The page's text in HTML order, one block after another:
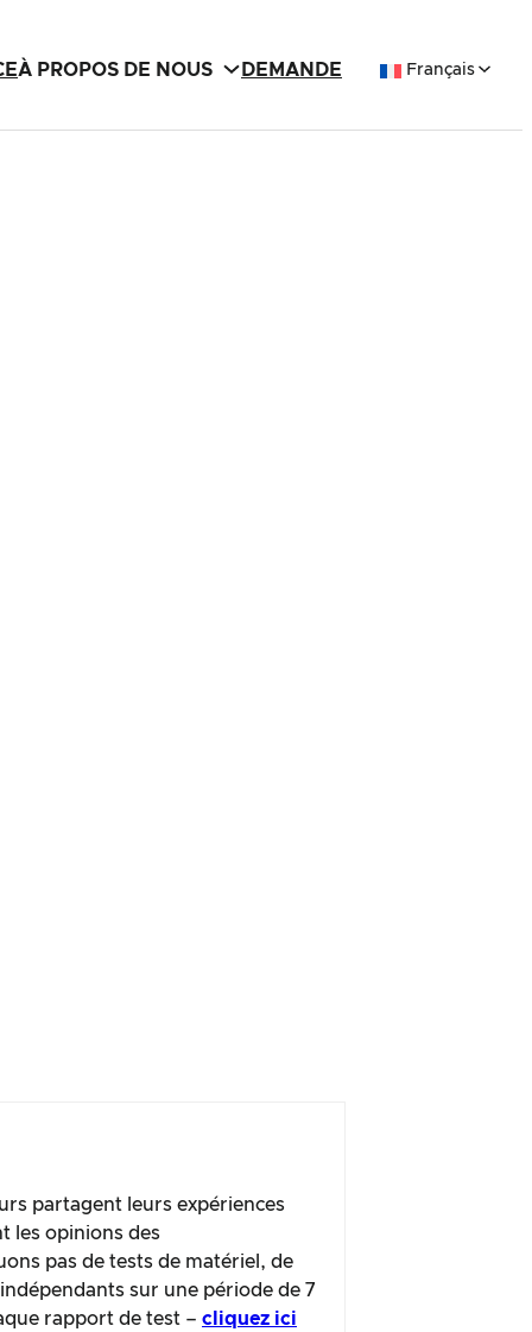
À PROPOS DE NOUS DEMANDE Français
partagent leurs expériences
les opinions des
pas de tests de matériel, de
sur une période de 7
rapport de test – cliquez ici